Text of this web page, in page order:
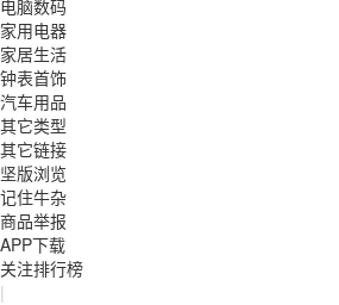
电脑数码
家用电器
家居生活
钟表首饰
汽车用品
其它类型
其它链接
坚版浏览
记住牛杂
商品举报
APP下载
关注排行榜
|